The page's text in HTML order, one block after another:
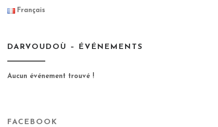
Français
DARVOUDOÙ – ÉVÉNEMENTS
Aucun événement trouvé !
FACEBOOK